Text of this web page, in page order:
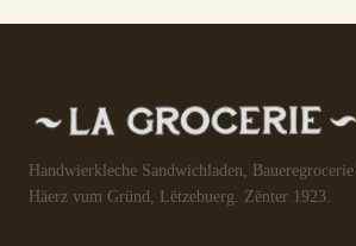
Handwierkleche Sandwichladen,
Häerz vum Gründ, Lëtzebuerg. Zënter 1923.